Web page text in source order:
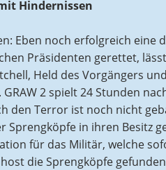
Hindernissen
Eben noch erfolgreich
Präsidenten gerettet,
Held des Vorgängers
2 spielt 24 Stunden
den Terror ist noch nicht
Sprengköpfe in ihren Besitz
für das Militär, welche
die Sprengköpfe